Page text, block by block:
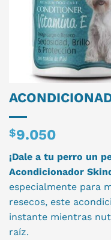
$9.050
¡Dale a tu perro un
Acondicionador
especialmente para
resecos, este
instante mientras
raíz.